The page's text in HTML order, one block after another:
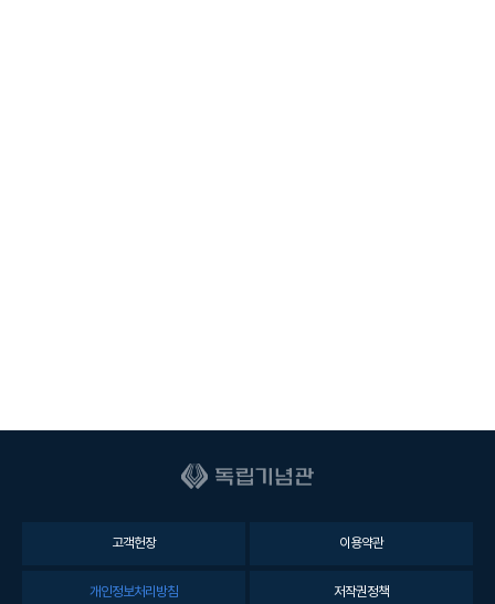
고객헌장 이용약관
개인정보처리방침 저작권정책